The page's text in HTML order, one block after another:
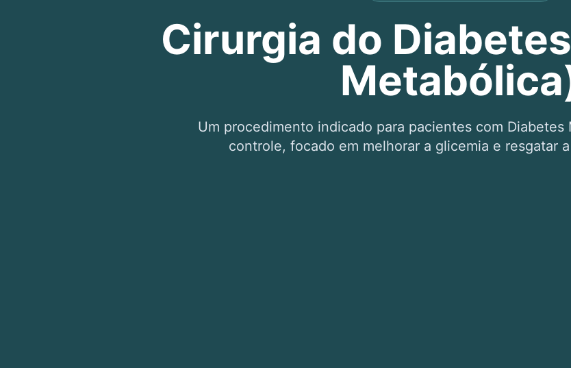
Cirurgia do
Um procedimento indicado para pacientes com
controle, focado em melhorar a glicemia e resgatar